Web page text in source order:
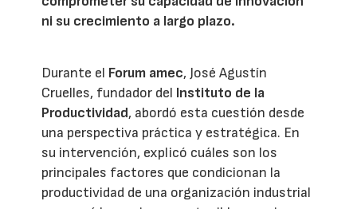
ni su crecimiento a largo plazo.
Durante el Forum amec, José Agustín
Cruelles, fundador del Instituto de la
Productividad, abordó esta cuestión desde
una perspectiva práctica y estratégica. En
su intervención, explicó cuáles son los
principales factores que condicionan la
productividad de una organización industrial